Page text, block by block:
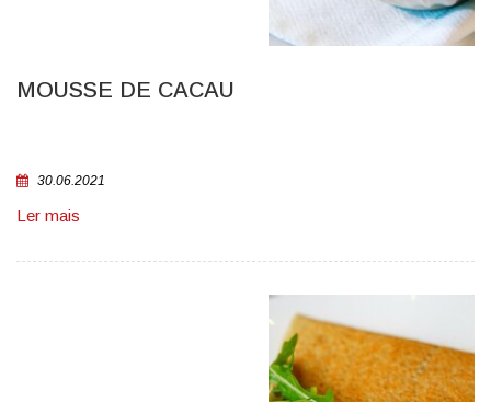
MOUSSE DE CACAU
30.06.2021
Ler mais